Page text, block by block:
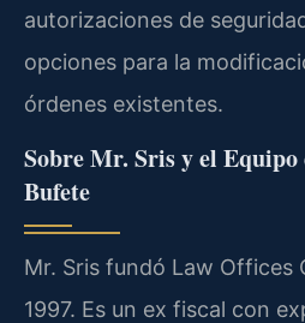
autorizaciones de
opciones para la
órdenes existentes.
Sobre Mr. Sris y el Equipo
Bufete
Mr. Sris fundó Law Offices
1997. Es un ex fiscal con